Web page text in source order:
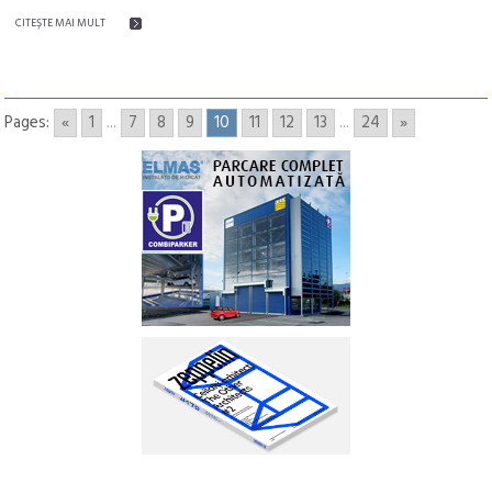
CITEŞTE MAI MULT
Pages: « 1 ... 7 8 9 10 11 12 13 ... 24 »